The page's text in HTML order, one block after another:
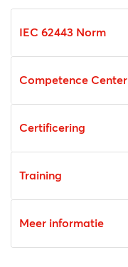
IEC 62443 Norm
Competence Center
Certificering
Training
Meer informatie